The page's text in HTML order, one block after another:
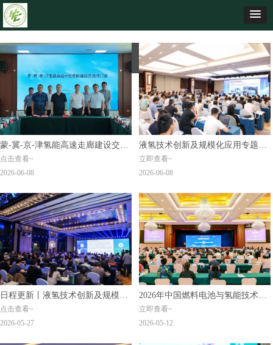
蒙-冀-京-津氢能高速走廊建设交流
闭门会成功举办，四地企业签订示
范项目倡议书
点击查看~
2026-06-08
液氢技术创新及规模化应用专题研
讨会在京圆满举办
立即查看~
2026-06-08
日程更新丨液氢技术创新及规模化
应用专题研讨会将于6月5日盛大启
幕
点击查看~
2026-05-27
2026年中国燃料电池与氢能技术研
讨会在苏州吴江圆满召开
立即查看~
2026-05-12